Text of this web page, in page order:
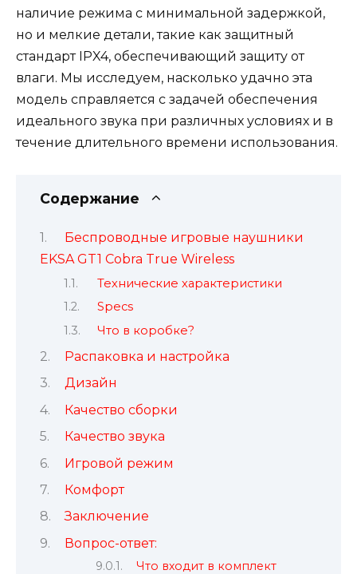
наличие режима с минимальной задержкой,
но и мелкие детали, такие как защитный
стандарт IPX4, обеспечивающий защиту от
влаги. Мы исследуем, насколько удачно эта
модель справляется с задачей обеспечения
идеального звука при различных условиях и в
течение длительного времени использования.
Содержание
Беспроводные игровые наушники
EKSA GT1 Cobra True Wireless
Технические характеристики
Specs
Что в коробке?
Распаковка и настройка
Дизайн
Качество сборки
Качество звука
Игровой режим
Комфорт
Заключение
Вопрос-ответ:
Что входит в комплект